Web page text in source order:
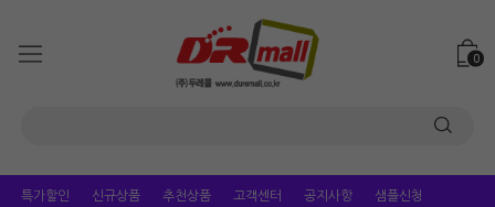
0
특가할인 신규상품 추천상품 고객센터 공지사항 샘플신청